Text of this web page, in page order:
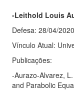
-Leithold Louis
Defesa: 28/04/2020
Vínculo Atual:
Publicações:
-Aurazo-Alvarez,
and Parabolic